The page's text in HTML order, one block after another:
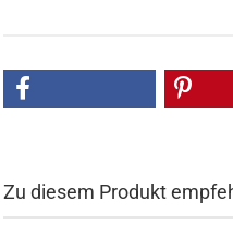
Zu diesem Produkt